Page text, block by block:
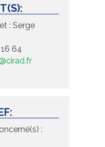
: Serge
64
: